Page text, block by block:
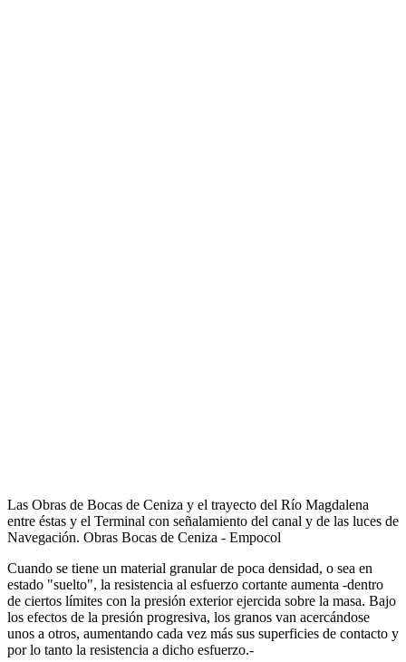
Las Obras de Bocas de Ceniza y el trayecto del Río Magdalena
entre éstas y el Terminal con señalamiento del canal y de las luces de
Navegación. Obras Bocas de Ce­niza - Empocol
Cuando se tiene un material granular de poca densidad, o sea en
estado "suelto", la resistencia al esfuerzo cortante aumenta -dentro
de ciertos límites con la presión exterior ejercida sobre la masa. Bajo
los efectos de la presión progresiva, los granos van acercándose
unos a otros, aumentando cada vez más sus superficies de contacto y
por lo tanto la resistencia a dicho esfuerzo.-